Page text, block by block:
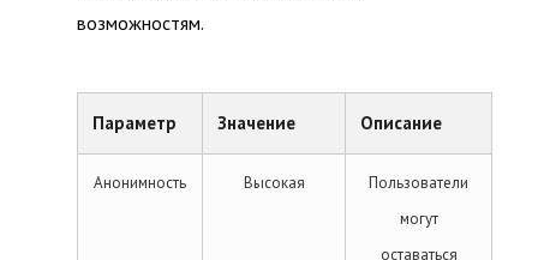
возможностям.
Параметр Значение Описание
Анонимность Высокая
Пользователи
могут
оставаться